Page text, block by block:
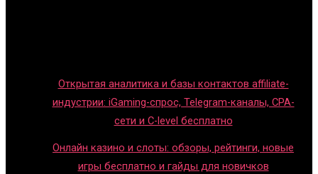
Открытая аналитика и базы контактов affiliate-
индустрии: iGaming-спрос, Telegram-каналы, CPA-
сети и C-level бесплатно
Онлайн казино и слоты: обзоры, рейтинги, новые
игры бесплатно и гайды для новичков